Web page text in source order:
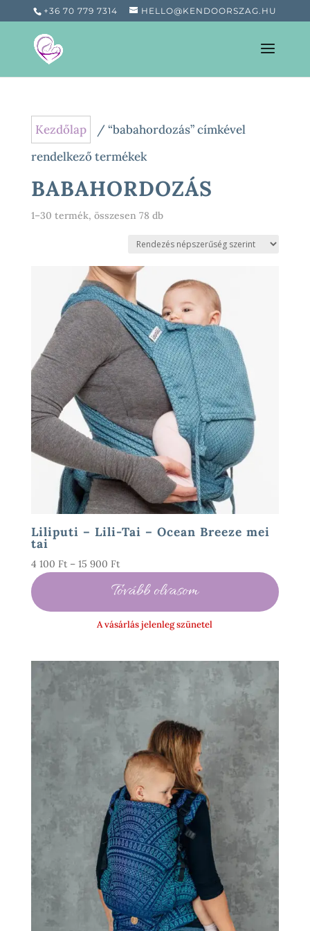
+36 70 779 7314 HELLO@KENDOORSZAG.HU
Kezdőlap
/ “babahordozás” címkével
rendelkező termékek
BABAHORDOZÁS
1–30 termék, összesen 78 dbSorted
popularity
Liliputi – Lili-Tai – Ocean Breeze mei
tai
4 100 Ft – 15 900 FtÁrtartomány:
100 Ft
-
15
Tovább olvasom
A vásárlás jelenleg szünetel